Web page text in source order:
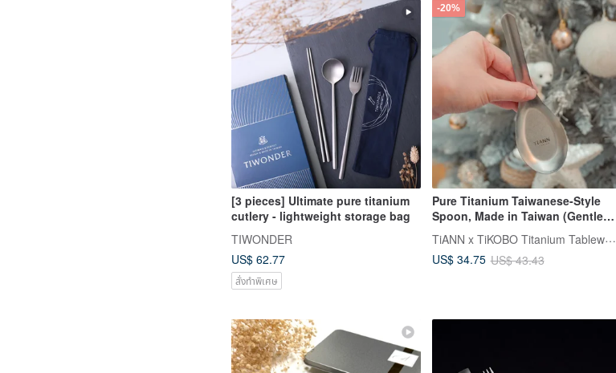
[3 pieces] Ultimate pure titanium
cutlery - lightweight storage bag
TIWONDER
US$ 62.77
สั่งทำพิเศษ
-20%
Pure Titanium Taiwanese-Style
Spoon, Made in Taiwan (Gentle
TiANN x TiKOBO Titanium Tableware
US$ 34.75 US$ 43.43